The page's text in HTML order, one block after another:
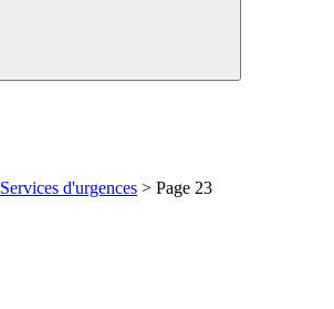
Services d'urgences > Page 23